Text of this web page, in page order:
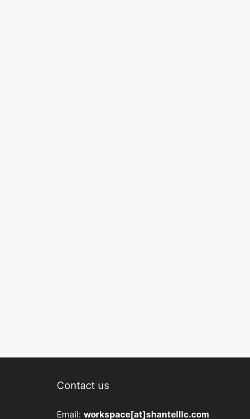
Contact us
Email: workspace[at]shantelllc.com